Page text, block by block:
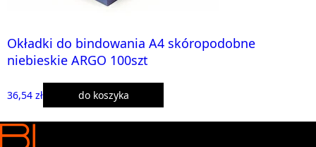
Okładki do bindowania A4 skóropodobne
niebieskie ARGO 100szt
36,54 zł do koszyka